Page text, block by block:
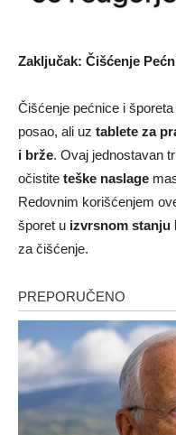
Zaključak: Čišćenje
Čišćenje pećnice i
posao, ali uz tablete za
i brže. Ovaj jednostavan
očistite teške naslage
Redovnim korišćenjem
šporet u izvrsnom stanju
za čišćenje.